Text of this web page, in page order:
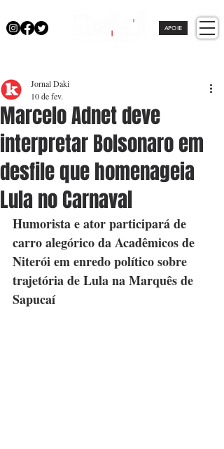
APOIE
Marcelo Adnet deve
interpretar Bolsonaro em
desfile que homenageia
Lula no Carnaval
Jornal Daki
10 de fev.
Humorista e ator participará de
carro alegórico da Acadêmicos de
Niterói em enredo político sobre
trajetória de Lula na Marquês de
Sapucaí